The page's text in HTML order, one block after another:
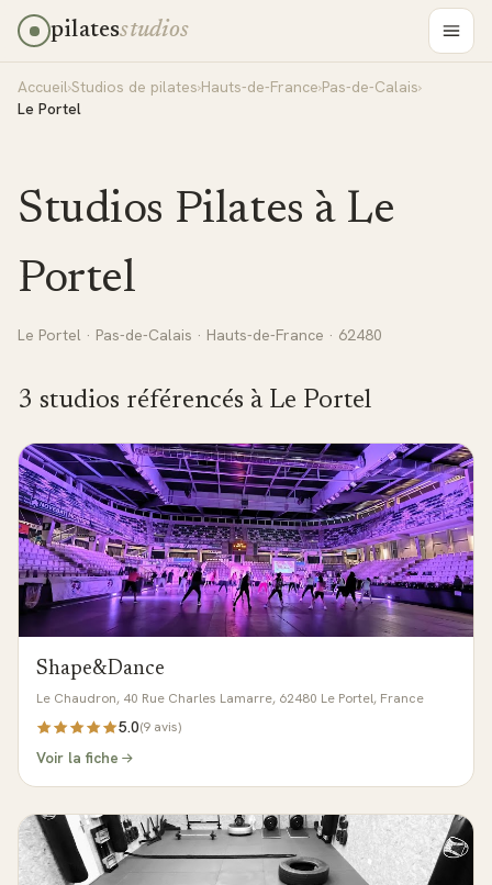
pilatesstudios
Accueil›Studios de pilates›Hauts-de-France›Pas-de-Calais›
Le Portel
Studios Pilates à Le
Portel
Le Portel · Pas-de-Calais · Hauts-de-France · 62480
3 studios référencés à Le Portel
Shape&Dance
Le Chaudron, 40 Rue Charles Lamarre, 62480 Le Portel, France
5.0(9 avis)
Voir la fiche